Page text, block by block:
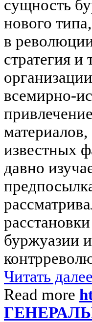
сущность
нового
в
стратегия
всемирно-
известных
давно
буржуазии
Читать далее
Read more